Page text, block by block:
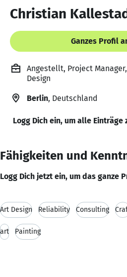
Christian
Ganzes Profil
Angestellt, Project
Design
Berlin, Deutschland
Logg Dich ein, um alle Einträge
Fähigkeiten und
Logg Dich jetzt ein, um das ganze
Art Design Reliability Consulting
art Painting